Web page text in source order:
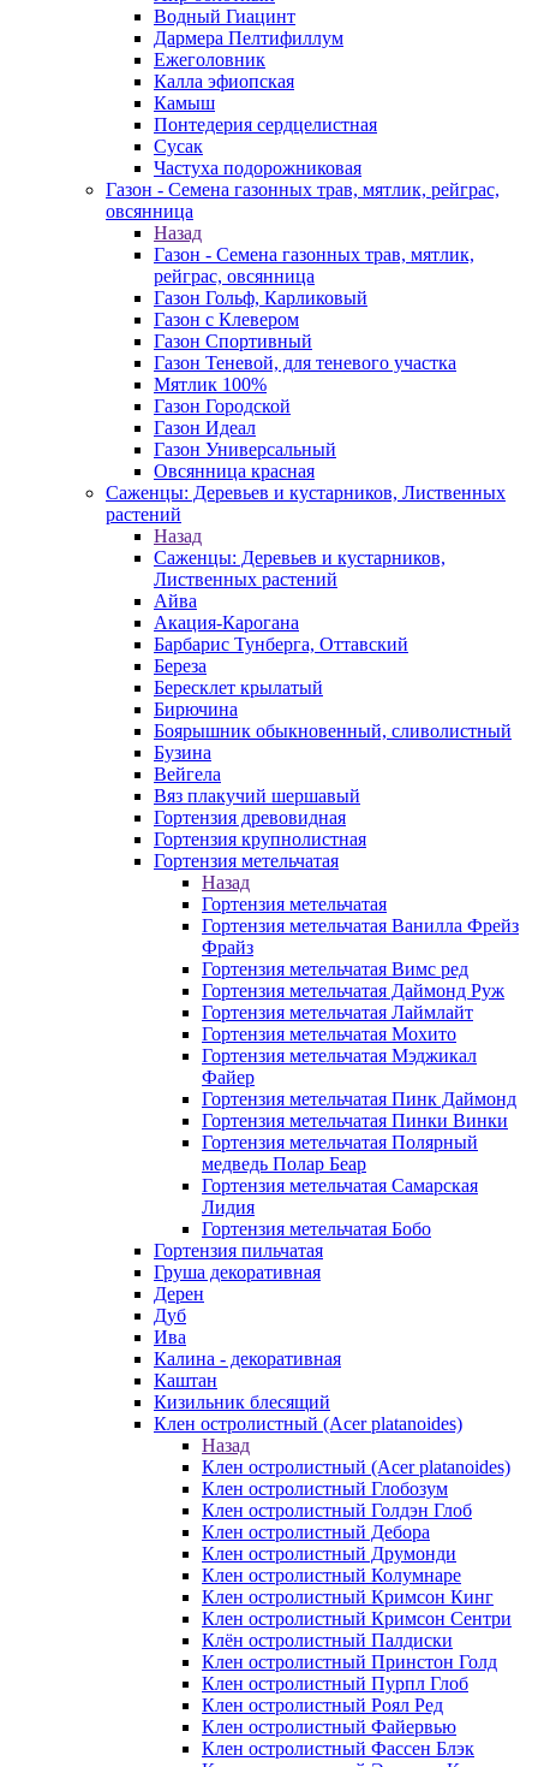
Водный Гиацинт
Дармера Пелтифиллум
Ежеголовник
Калла эфиопская
Камыш
Понтедерия сердцелистная
Сусак
Частуха подорожниковая
Газон - Семена газонных трав, мятлик, рейграс,
овсянница
Назад
Газон - Семена газонных трав, мятлик,
рейграс, овсянница
Газон Гольф, Карликовый
Газон с Клевером
Газон Спортивный
Газон Теневой, для теневого участка
Мятлик 100%
Газон Городской
Газон Идеал
Газон Универсальный
Овсянница красная
Саженцы: Деревьев и кустарников, Лиственных
растений
Назад
Саженцы: Деревьев и кустарников,
Лиственных растений
Айва
Акация-Карогана
Барбарис Тунберга, Оттавский
Береза
Бересклет крылатый
Бирючина
Боярышник обыкновенный, сливолистный
Бузина
Вейгела
Вяз плакучий шершавый
Гортензия древовидная
Гортензия крупнолистная
Гортензия метельчатая
Назад
Гортензия метельчатая
Гортензия метельчатая Ванилла Фрейз
Фрайз
Гортензия метельчатая Вимс ред
Гортензия метельчатая Даймонд Руж
Гортензия метельчатая Лаймлайт
Гортензия метельчатая Мохито
Гортензия метельчатая Мэджикал
Файер
Гортензия метельчатая Пинк Даймонд
Гортензия метельчатая Пинки Винки
Гортензия метельчатая Полярный
медведь Полар Беар
Гортензия метельчатая Самарская
Лидия
Гортензия метельчатая Бобо
Гортензия пильчатая
Груша декоративная
Дерен
Дуб
Ива
Калина - декоративная
Каштан
Кизильник блесящий
Клен остролистный (Acer platanoides)
Назад
Клен остролистный (Acer platanoides)
Клен остролистный Глобозум
Клен остролистный Голдэн Глоб
Клен остролистный Дебора
Клен остролистный Друмонди
Клен остролистный Колумнаре
Клен остролистный Кримсон Кинг
Клен остролистный Кримсон Сентри
Клён остролистный Палдиски
Клен остролистный Принстoн Голд
Клен остролистный Пурпл Глоб
Клен остролистный Роял Ред
Клен остролистный Файервью
Клен остролистный Фассен Блэк